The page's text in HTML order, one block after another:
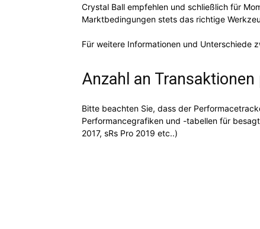
Crystal Ball empfehlen und schließlich für
Marktbedingungen stets das richtige
Für weitere Informationen und Unterschiede
Anzahl an
Bitte beachten Sie, dass der
Performancegrafiken und -tabellen für
2017, sRs Pro 2019 etc..)